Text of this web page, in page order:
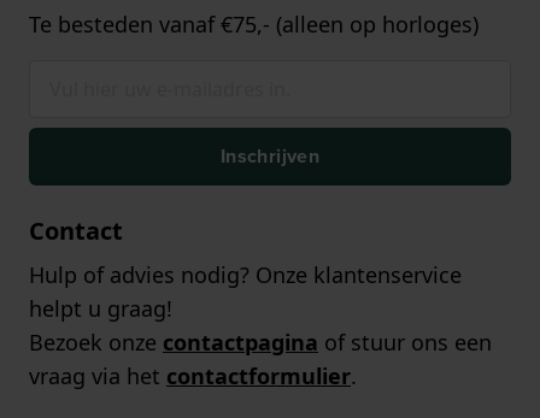
Te besteden vanaf €75,- (alleen op horloges)
Inschrijven
Contact
Hulp of advies nodig? Onze klantenservice
helpt u graag!
Bezoek onze contactpagina of stuur ons een
vraag via het contactformulier.